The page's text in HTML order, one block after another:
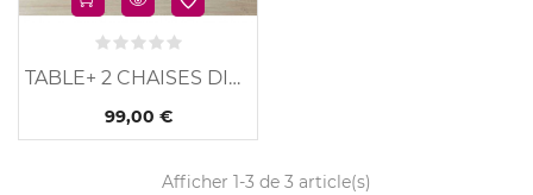
TABLE+ 2 CHAISES DINO
99,00 €
Afficher 1-3 de 3 article(s)